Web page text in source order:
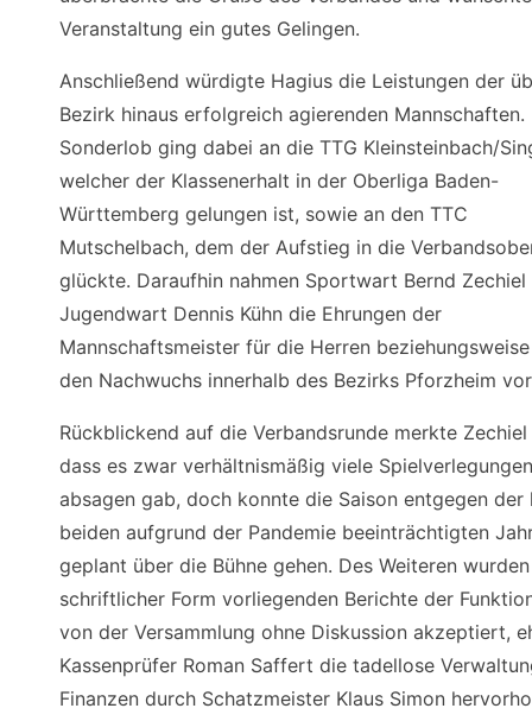
Veranstaltung ein gutes Gelingen.
Anschließend würdigte Hagius die Leistungen der
Bezirk hinaus erfolgreich agierenden Mannschaften.
Sonderlob ging dabei an die TTG Kleinsteinbach/
welcher der Klassenerhalt in der Oberliga Baden-
Württemberg gelungen ist, sowie an den TTC
Mutschelbach, dem der Aufstieg in die
glückte. Daraufhin nahmen Sportwart Bernd Zechiel
Jugendwart Dennis Kühn die Ehrungen der
Mannschaftsmeister für die Herren
den Nachwuchs innerhalb des Bezirks Pforzheim
Rückblickend auf die Verbandsrunde merkte Zechiel
dass es zwar verhältnismäßig viele
absagen gab, doch konnte die Saison entgegen der
beiden aufgrund der Pandemie beeinträchtigten
geplant über die Bühne gehen. Des Weiteren
schriftlicher Form vorliegenden Berichte der
von der Versammlung ohne Diskussion akzeptiert,
Kassenprüfer Roman Saffert die tadellose
Finanzen durch Schatzmeister Klaus Simon